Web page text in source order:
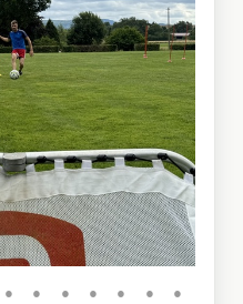
● ● ● ● ● ●
●